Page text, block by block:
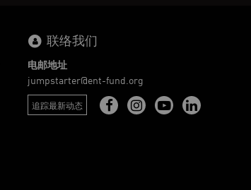
联络我们
电邮地址
jumpstarter@ent-fund.org
追踪最新动态